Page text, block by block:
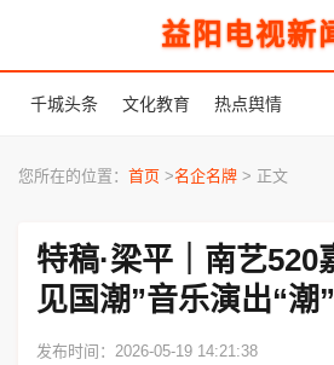
益阳电视新
千城头条 文化教育 热点舆情
您所在的位置： 首页 >名企名牌 > 正文
特稿·梁平｜南艺520
见国潮”音乐演出“潮
发布时间：2026-05-19 14:21:38